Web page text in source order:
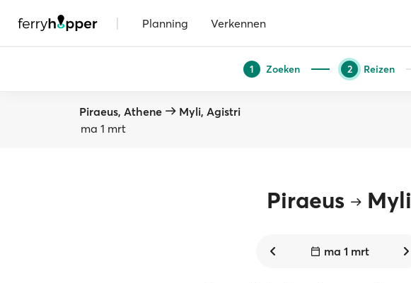
| Planning Verkennen
1 Zoeken 2 Reizen
Piraeus, Athene
Myli, Agistri
ma 1 mrt
Piraeus Myli
ma 1 mrt